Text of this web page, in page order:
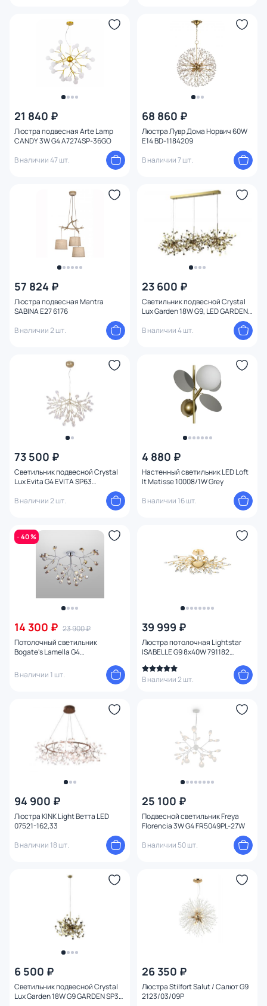
21 840 ₽
Люстра подвесная Arte Lamp
CANDY 3W G4 A7274SP-36GO
В наличии 47 шт.
68 860 ₽
Люстра Лувр Дома Норвич 60W
E14 BD-1184209
В наличии 7 шт.
57 824 ₽
Люстра подвесная Mantra
SABINA E27 6176
В наличии 2 шт.
23 600 ₽
Светильник подвесной Crystal
Lux Garden 18W G9, LED GARDEN
В наличии 4 шт.
73 500 ₽
Светильник подвесной Crystal
Lux Evita G4 EVITA SP63
В наличии 2 шт.
4 880 ₽
Настенный светильник LED Loft
It Matisse 10008/1W Grey
В наличии 16 шт.
- 40 %
14 300 ₽ 23 900 ₽
Потолочный светильник
Bogate's Lamella G4
В наличии 1 шт.
39 999 ₽
Люстра потолочная Lightstar
ISABELLE G9 8х40W 791182
В наличии 2 шт.
94 900 ₽
Люстра KINK Light Ветта LED
07521-162,33
В наличии 18 шт.
25 100 ₽
Подвесной светильник Freya
Florencia 3W G4 FR5049PL-27W
В наличии 50 шт.
6 500 ₽
Светильник подвесной Crystal
Lux Garden 18W G9 GARDEN SP3
26 350 ₽
Люстра Stilfort Salut / Салют G9
2123/03/09P